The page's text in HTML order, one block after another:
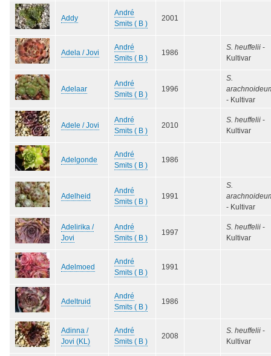
Addy
André
Smits ( B )
2001
Adela / Jovi
André
Smits ( B )
1986
S. heuffelii -
Kultivar
Adelaar
André
Smits ( B )
1996
S.
- Kultivar
Adele / Jovi
André
Smits ( B )
2010
S. heuffelii -
Kultivar
Adelgonde
André
Smits ( B )
1986
Adelheid
André
Smits ( B )
1991
S.
- Kultivar
Adelirika /
Jovi
André
Smits ( B )
1997
S. heuffelii -
Kultivar
Adelmoed
André
Smits ( B )
1991
Adeltruid
André
Smits ( B )
1986
Adinna /
Jovi (KL)
André
Smits ( B )
2008
S. heuffelii -
Kultivar